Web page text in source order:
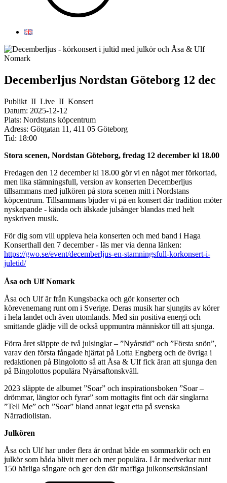
Decemberljus Nordstan Göteborg 12 dec
Publikt II Live II Konsert
Datum: 2025-12-12
Plats: Nordstans köpcentrum
Adress: Götgatan 11, 411 05 Göteborg
Tid: 18:00
Stora scenen, Nordstan Göteborg, fredag 12 december kl 18.00
Fredagen den 12 december kl 18.00 gör vi en något mer förkortad,
men lika stämningsfull, version av konserten Decemberljus
tillsammans med julkören på stora scenen mitt i Nordstans
köpcentrum. Tillsammans bjuder vi på en konsert där tradition möter
nyskapande - kända och älskade julsånger blandas med helt
nyskriven musik.
För dig som vill uppleva hela konserten och med band i Haga
Konserthall den 7 december - läs mer via denna länken:
https://gwo.se/event/decemberljus-en-stamningsfull-korkonsert-i-
juletid/
Åsa och Ulf Nomark
Åsa och Ulf är från Kungsbacka och gör konserter och
körevenemang runt om i Sverige. Deras musik har sjungits av körer
i hela landet och även utomlands. Med sin positiva energi och
smittande glädje vill de också uppmuntra människor till att sjunga.
Förra året släppte de två julsinglar – ”Nyårstid” och ”Första snön”,
varav den första fångade hjärtat på Lotta Engberg och de övriga i
redaktionen på Bingolotto så att Åsa & Ulf fick äran att sjunga den
på Bingolottos populära Nyårsaftonskväll.
2023 släppte de albumet ”Soar” och inspirationsboken ”Soar –
drömmar, längtor och fyrar” som mottagits fint och där singlarna
”Tell Me” och ”Soar” bland annat legat etta på svenska
Närradiolistan.
Julkören
Åsa och Ulf har under flera år ordnat både en sommarkör och en
julkör som båda blivit mer och mer populära. I år medverkar runt
150 härliga sångare och ger den där maffiga julkonsertskänslan!